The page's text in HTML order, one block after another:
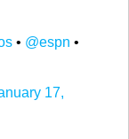
• @espn •
17,